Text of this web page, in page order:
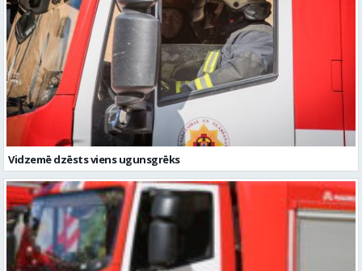
Vidzemē dzēsts viens ugunsgrēks